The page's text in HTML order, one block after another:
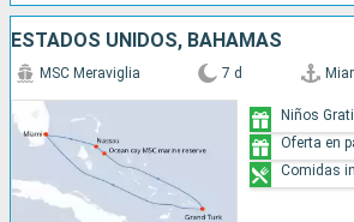
ESTADOS UNIDOS, BAHAMAS
MSC Meraviglia 7 d
Niños
Oferta en
Comidas